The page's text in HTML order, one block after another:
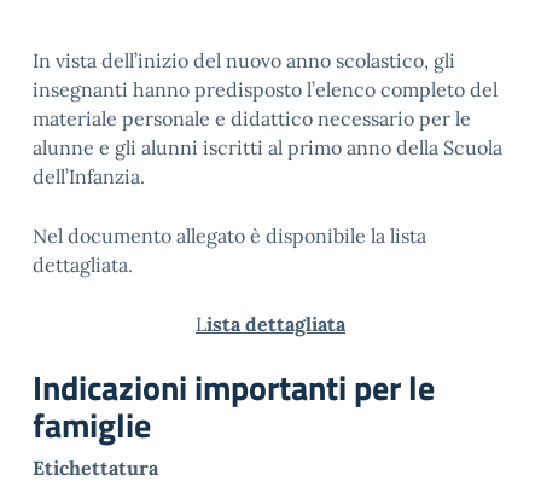
In vista dell’inizio del nuovo anno scolastico, gli
insegnanti hanno predisposto l’elenco completo del
materiale personale e didattico necessario per le
alunne e gli alunni iscritti al primo anno della Scuola
dell’Infanzia.
Nel documento allegato è disponibile la lista
dettagliata.
Lista dettagliata
Indicazioni importanti per le
famiglie
Etichettatura